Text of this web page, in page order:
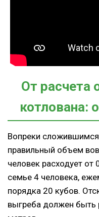
От расчета
котлована:
Вопреки сложившимся
правильный объем
человек расходует от
семье 4 человека,
порядка 20 кубов.
выгреба должен быть